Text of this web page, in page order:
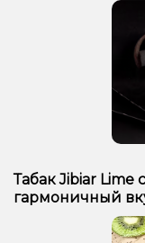
Ананас, Дыня,
Дыня, Черника/
Жвачка (мятная),
Лимон, Пирог/
Табак Jibiar
гармоничный